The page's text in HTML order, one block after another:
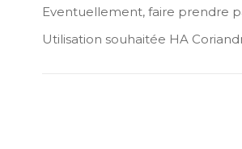
Eventuellement, faire prendre
Utilisation souhaitée HA